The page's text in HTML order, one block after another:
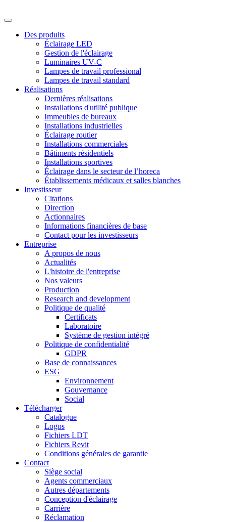
Des produits
Éclairage LED
Gestion de l'éclairage
Luminaires UV-C
Lampes de travail professional
Lampes de travail standard
Réalisations
Dernières réalisations
Installations d'utilité publique
Immeubles de bureaux
Installations industrielles
Éclairage routier
Installations commerciales
Bâtiments résidentiels
Installations sportives
Éclairage dans le secteur de l’horeca
Établissements médicaux et salles blanches
Investisseur
Citations
Direction
Actionnaires
Informations financières de base
Contact pour les investisseurs
Entreprise
A propos de nous
Actualités
L'histoire de l'entreprise
Nos valeurs
Production
Research and development
Politique de qualité
Certificats
Laboratoire
Système de gestion intégré
Politique de confidentialité
GDPR
Base de connaissances
ESG
Environnement
Gouvernance
Social
Télécharger
Catalogue
Logos
Fichiers LDT
Fichiers Revit
Conditions générales de garantie
Contact
Siège social
Agents commerciaux
Autres départements
Conception d'éclairage
Carrière
Réclamation